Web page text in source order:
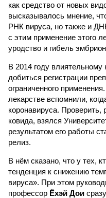
как средство от новых
высказывалось мнение,
РНК вируса, но также и
с этим применение этого
уродство и гибель
В 2014 году влиятельному
добиться регистрации
ограниченного
лекарстве вспомнили,
коронавируса. Проверить,
ковида, взялся
результатом его работы
релиз.
В нём сказано, что у тех,
тенденция к снижению
вируса». При этом
профессор Ёхэй Дои